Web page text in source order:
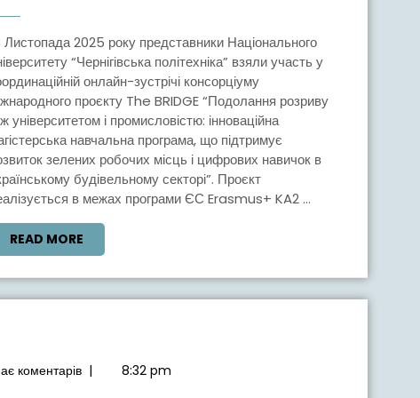
ЗУСТРІЧ
КОНСОРЦІУМУ
МІЖНАРОДНОГО
ПРОЄКТУ
THE
BRIDGE
“Чернігівська політехніка” взяли участь у
онлайн-зустрічі консорціуму
проєкту The BRIDGE “Подолання розриву
університетом і промисловістю: інноваційна
навчальна програма, що підтримує
зелених робочих місць і цифрових навичок в
будівельному секторі”. Проєкт
в межах програми ЄС Erasmus+ KA2 ...
READ MOREREAD
MORE
коментарів | 8:32 pm